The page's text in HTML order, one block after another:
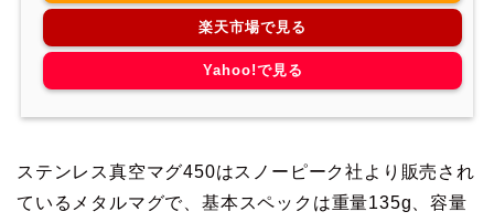
楽天市場で見る
Yahoo!で見る
ステンレス真空マグ450はスノーピーク社より販売され
ているメタルマグで、基本スペックは重量135g、容量